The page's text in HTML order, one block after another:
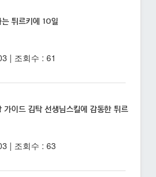
튀르키에 10일
| 조회수 : 61
이드 김탁 선생님스킬에 감동한 튀르키예 10
| 조회수 : 63